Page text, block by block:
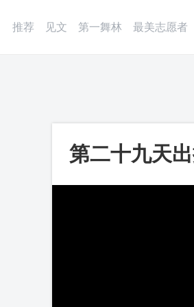
推荐 见文 第一舞林 最美志愿者
第二十九天
子，感谢生